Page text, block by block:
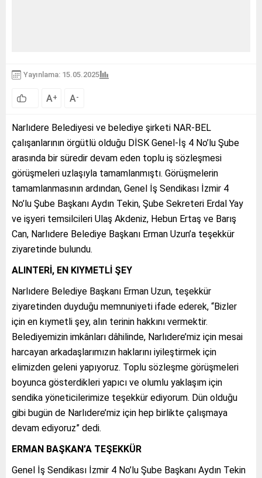
Yayınlama: 15.05.2025
A+ A-
Narlıdere Belediyesi ve belediye şirketi NAR-BEL
çalışanlarının örgütlü olduğu DİSK Genel-İş 4 No’lu Şube
arasında bir süredir devam eden toplu iş sözleşmesi
görüşmeleri uzlaşıyla tamamlanmıştı. Görüşmelerin
tamamlanmasının ardından, Genel İş Sendikası İzmir 4
No’lu Şube Başkanı Aydın Tekin, Şube Sekreteri Erdal Yay
ve işyeri temsilcileri Ulaş Akdeniz, Hebun Ertaş ve Barış
Can, Narlıdere Belediye Başkanı Erman Uzun’a teşekkür
ziyaretinde bulundu.
ALINTERİ, EN KIYMETLİ ŞEY
Narlıdere Belediye Başkanı Erman Uzun, teşekkür
ziyaretinden duyduğu memnuniyeti ifade ederek, “Bizler
için en kıymetli şey, alın terinin hakkını vermektir.
Belediyemizin imkânları dâhilinde, Narlıdere’miz için mesai
harcayan arkadaşlarımızın haklarını iyileştirmek için
elimizden geleni yapıyoruz. Toplu sözleşme görüşmeleri
boyunca gösterdikleri yapıcı ve olumlu yaklaşım için
sendika yöneticilerimize teşekkür ediyorum. Dün olduğu
gibi bugün de Narlıdere’miz için hep birlikte çalışmaya
devam ediyoruz” dedi.
ERMAN BAŞKAN’A TEŞEKKÜR
Genel İş Sendikası İzmir 4 No’lu Şube Başkanı Aydın Tekin